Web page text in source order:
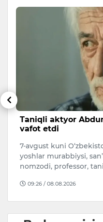
Taniqli aktyor
vafot etdi
7-avgust kuni
yoshlar murabbiysi,
nomzodi, professor,
09:26 / 08.08.2026